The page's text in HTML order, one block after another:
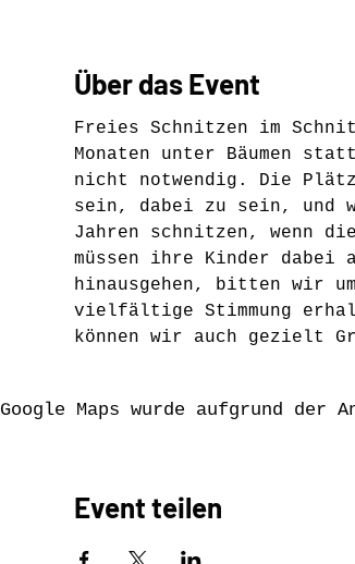
Über das Event
Freies Schnitzen im
Monaten unter Bäumen
nicht notwendig. Die
sein, dabei zu sein, und
Jahren schnitzen, wenn
müssen ihre Kinder
hinausgehen, bitten wir
vielfältige Stimmung
können wir auch gezielt
Google Maps wurde aufgrund
Event teilen